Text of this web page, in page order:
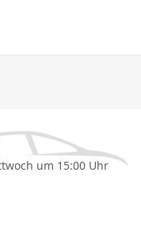
um 15:00 Uhr